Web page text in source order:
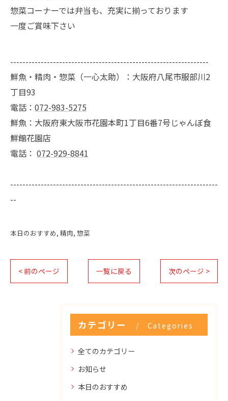
惣菜コーナーでは弁当も、充実に揃っております
一度ご賞味下さい
-----------------------------------------------------------------
鮮魚・精肉・惣菜（一心太助）：大阪府八尾市服部川2
丁目93
電話： 072-983-5275
鮮魚：大阪府東大阪市花園本町1丁目6番7号じゃんぼ食
鮮館花園店
電話： 072-929-8841
--------------------------------------------------------------------
--
本日のおすすめ 精肉 惣菜
< 前のページ 一覧に戻る 次のページ >
カテゴリー Categories
全てのカテゴリー
お知らせ
本日のおすすめ